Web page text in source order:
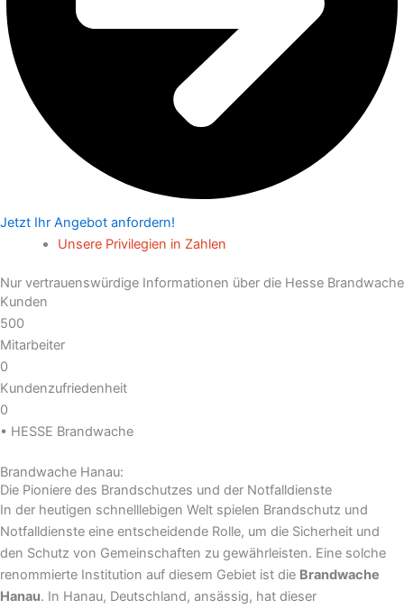
Jetzt Ihr Angebot anfordern!
Unsere Privilegien in Zahlen
Nur vertrauenswürdige Informationen über die Hesse Brandwache
Kunden
500
Mitarbeiter
0
Kundenzufriedenheit
0
• HESSE Brandwache
Brandwache Hanau:
Die Pioniere des Brandschutzes und der Notfalldienste
In der heutigen schnelllebigen Welt spielen Brandschutz und
Notfalldienste eine entscheidende Rolle, um die Sicherheit und
den Schutz von Gemeinschaften zu gewährleisten. Eine solche
renommierte Institution auf diesem Gebiet ist die Brandwache
Hanau. In Hanau, Deutschland, ansässig, hat dieser